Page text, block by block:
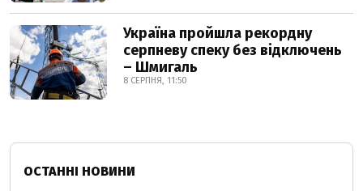
Україна пройшла рекордну
серпневу спеку без відключень
– Шмигаль
8 СЕРПНЯ, 11:50
ОСТАННІ НОВИНИ